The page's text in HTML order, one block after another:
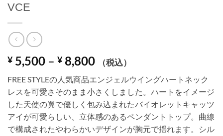
VCE
¥ 5,500 – ¥ 8,800価
帯:
¥ 5,500
–
¥ 8,800
（税込）
FREE STYLEの人気商品エンジェルウイングハートネック
レスを可愛さそのまま小さくしました。ハートをイメージ
した天使の翼で優しく包み込まれたバイオレットキャッツ
アイが可愛らしい、立体感のあるペンダントトップ。曲線
で構成されたやわらかいデザインが胸元で揺れます。シル